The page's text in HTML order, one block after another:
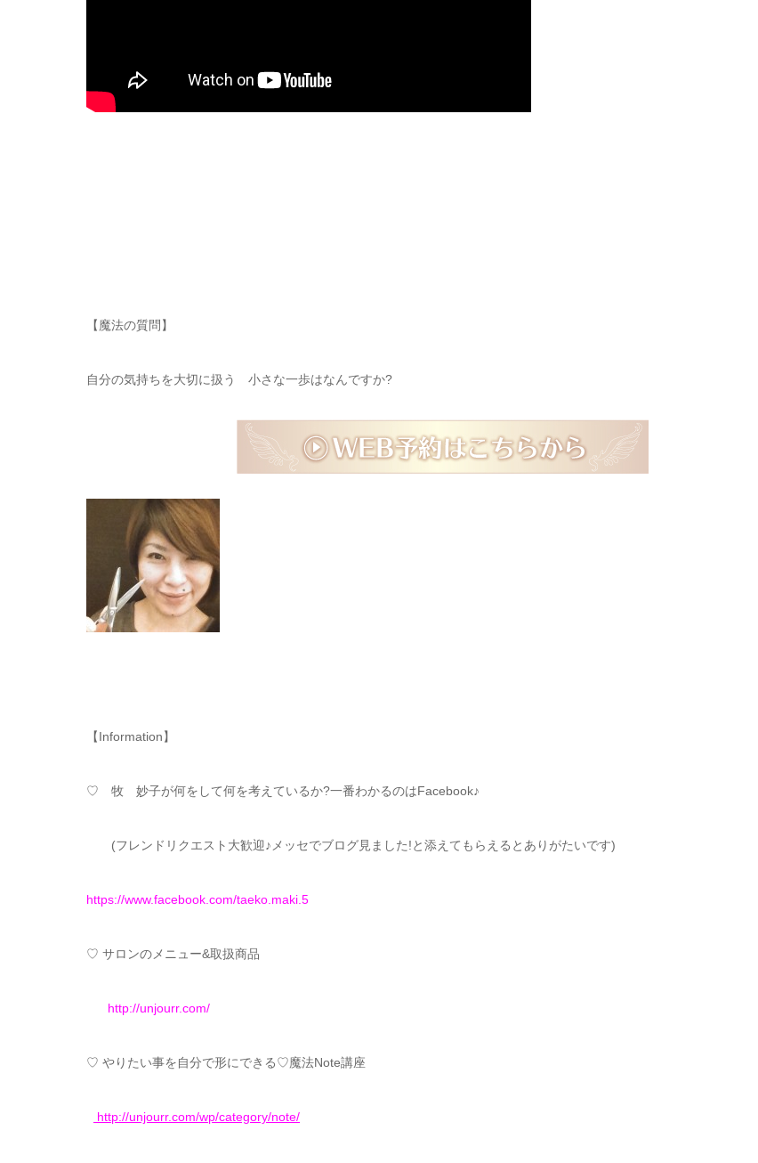
【魔法の質問】
自分の気持ちを大切に扱う 小さな一歩はなんですか?
【Information】
♡ 牧 妙子が何をして何を考えているか?一番わかるのはFacebook♪
(フレンドリクエスト大歓迎♪メッセでブログ見ました!と添えてもらえるとありがたいです)
https://www.facebook.com/taeko.maki.5
♡ サロンのメニュー&取扱商品
http://unjourr.com/
♡ やりたい事を自分で形にできる♡魔法Note講座
http://unjourr.com/wp/category/note/